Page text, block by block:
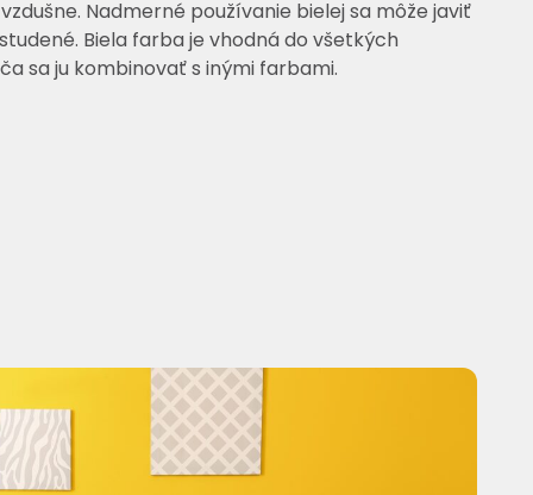
Nadmerné používanie bielej sa môže javiť
Biela farba je vhodná do všetkých
sa ju kombinovať s inými farbami.